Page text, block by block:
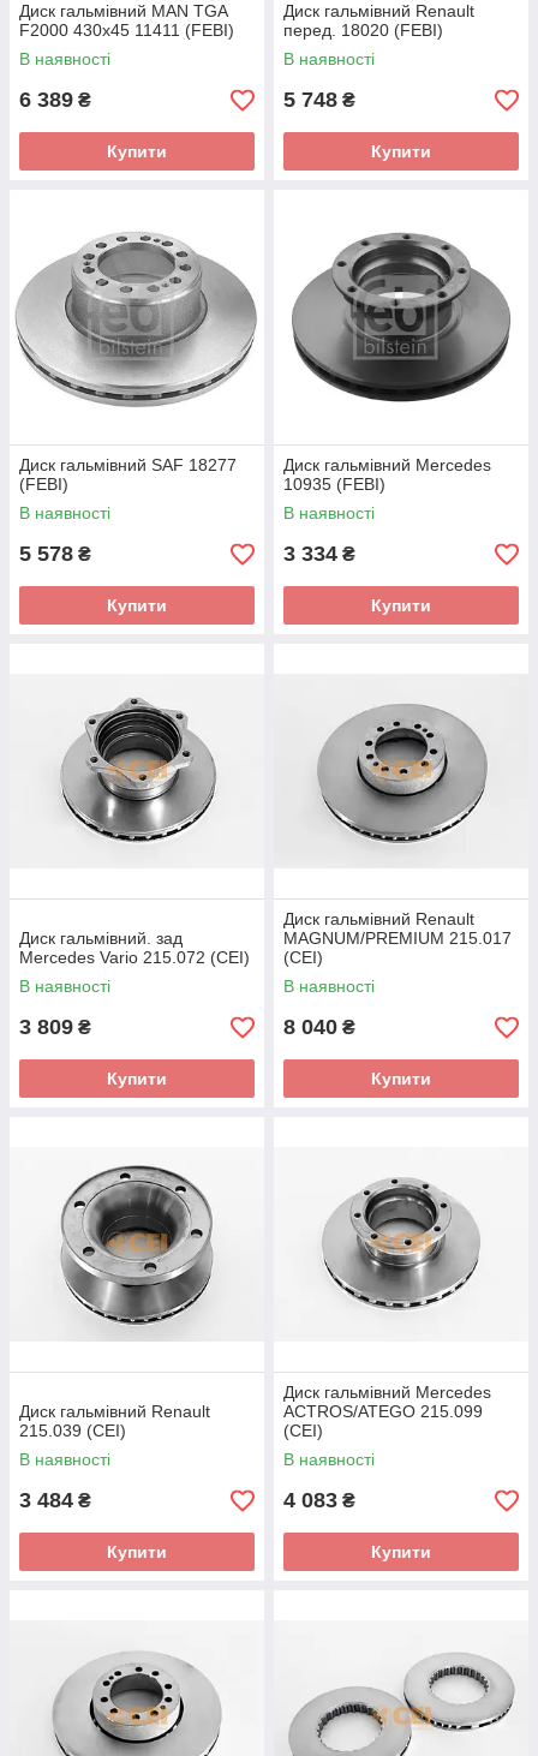
Диск гальмівний MAN TGA
F2000 430x45 11411 (FEBI)
В наявності
6 389 ₴
Купити
Диск гальмівний Renault
перед. 18020 (FEBI)
В наявності
5 748 ₴
Купити
Диск гальмівний SAF 18277
(FEBI)
В наявності
5 578 ₴
Купити
Диск гальмівний Mercedes
10935 (FEBI)
В наявності
3 334 ₴
Купити
Диск гальмівний. зад
Mercedes Vario 215.072 (CEI)
В наявності
3 809 ₴
Купити
Диск гальмівний Renault
MAGNUM/PREMIUM 215.017
(CEI)
В наявності
8 040 ₴
Купити
Диск гальмівний Renault
215.039 (CEI)
В наявності
3 484 ₴
Купити
Диск гальмівний Mercedes
ACTROS/ATEGO 215.099
(CEI)
В наявності
4 083 ₴
Купити